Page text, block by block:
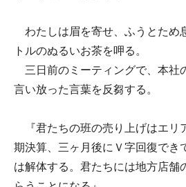
わたしは眉を寄せ、ふうとため
トルのぬるいお茶を呷る。
三日前のミーティングで、本社
言い放った言葉を反芻する。
『君たちの班の売り上げはエリ
期決算、三ヶ月後にＶ字回復でき
は解体する。君たちには地方店舗